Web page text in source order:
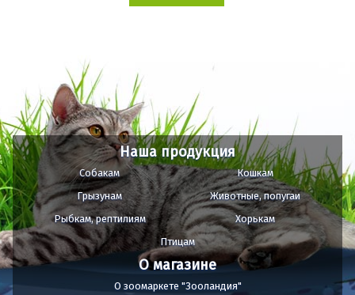
Наша продукция
Собакам
Кошкам
Грызунам
Животные, попугаи
Рыбкам, рептилиям
Хорькам
Птицам
О магазине
О зоомаркете "Зооландия"